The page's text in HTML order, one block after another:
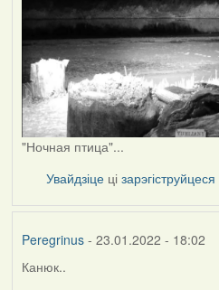
"Ночная птица"...
Увайдзіце цізарэгіструйцеся
Peregrinus- 23.01.2022 - 18:02
Канюк..